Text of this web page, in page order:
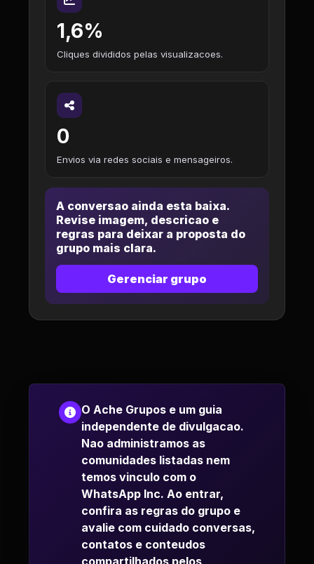
1,6%
Cliques divididos pelas visualizacoes.
0
Envios via redes sociais e mensageiros.
A conversao ainda esta baixa.
Revise imagem, descricao e
regras para deixar a proposta do
grupo mais clara.
Gerenciar grupo
O Ache Grupos e um guia
independente de divulgacao.
Nao administramos as
comunidades listadas nem
temos vinculo com o
WhatsApp Inc. Ao entrar,
confira as regras do grupo e
avalie com cuidado conversas,
contatos e conteudos
compartilhados pelos